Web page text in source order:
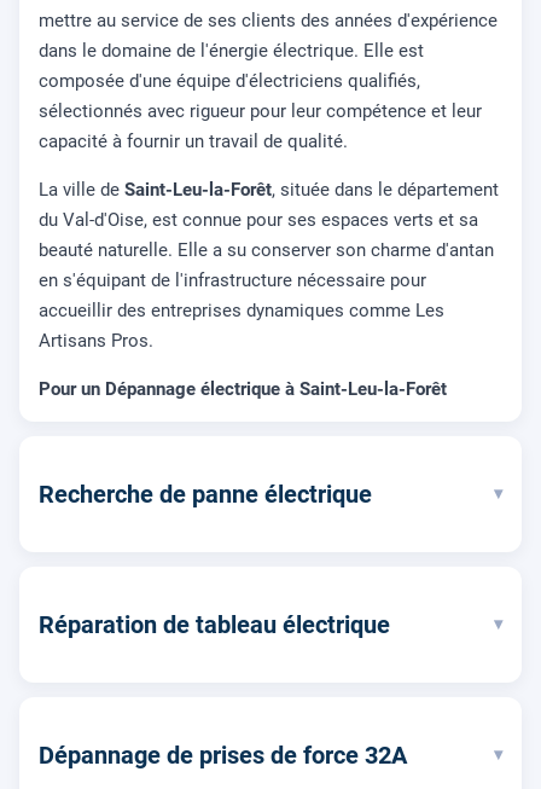
mettre au service de ses clients des années d'expérience
dans le domaine de l'énergie électrique. Elle est
composée d'une équipe d'électriciens qualifiés,
sélectionnés avec rigueur pour leur compétence et leur
capacité à fournir un travail de qualité.
La ville de Saint-Leu-la-Forêt, située dans le département
du Val-d'Oise, est connue pour ses espaces verts et sa
beauté naturelle. Elle a su conserver son charme d'antan
en s'équipant de l'infrastructure nécessaire pour
accueillir des entreprises dynamiques comme Les
Artisans Pros.
Pour un Dépannage électrique à Saint-Leu-la-Forêt
Recherche de panne électrique ▾
Réparation de tableau électrique ▾
Dépannage de prises de force 32A ▾